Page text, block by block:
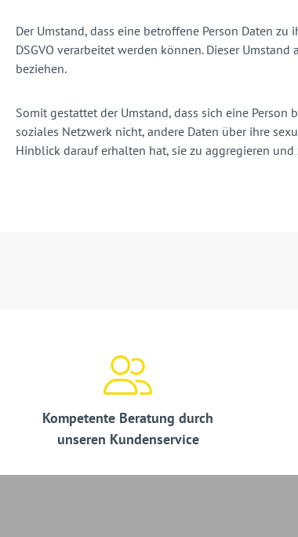
Der Umstand, dass eine betroffene Person Daten
DSGVO verarbeitet werden können. Dieser
beziehen.
Somit gestattet der Umstand, dass sich eine
soziales Netzwerk nicht, andere Daten über ihre
Hinblick darauf erhalten hat, sie zu aggregieren
Kompetente Beratung durch
unseren Kundenservice